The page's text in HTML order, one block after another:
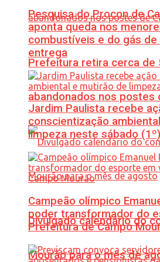
Prefeitura retira cerca de
abandonados nos postes
Divulgado calendário do
Mourão para o mês de
Pesquisa do Procon de
aponta queda nos
combustíveis e do gás de
entrega
Jardim Paulista recebe
conscientização
limpeza neste sábado (1º)
Campeão olímpico
poder transformador do
Prefeitura de Campo